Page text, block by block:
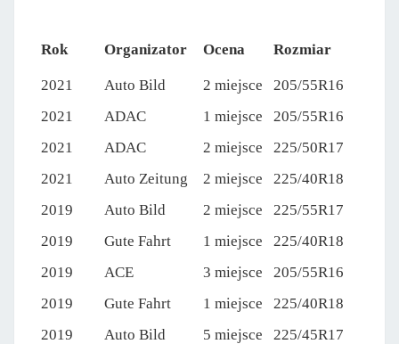
Rok Organizator Ocena Rozmiar
2021 Auto Bild 2 miejsce
205/55R16
2021
ADAC 1 miejsce
205/55R16
2021
ADAC 2 miejsce
225/50R17
2021
Auto Zeitung 2 miejsce
225/40R18
2019
Auto Bild 2 miejsce
225/55R17
2019
Gute Fahrt 1 miejsce
225/40R18
2019
ACE 3 miejsce
205/55R16
2019
Gute Fahrt 1 miejsce
225/40R18
2019
Auto Bild 5 miejsce
225/45R17